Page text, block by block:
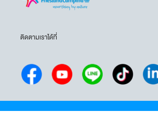
ติดตามเราได้ที่